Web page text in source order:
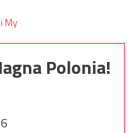
Polonia!